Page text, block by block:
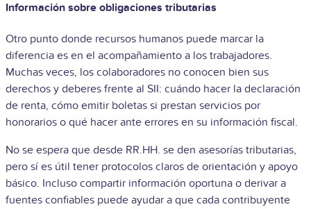
Información sobre obligaciones tributarias
Otro punto donde recursos humanos puede marcar la
diferencia es en el acompañamiento a los trabajadores.
Muchas veces, los colaboradores no conocen bien sus
derechos y deberes frente al SII: cuándo hacer la declaración
de renta, cómo emitir boletas si prestan servicios por
honorarios o qué hacer ante errores en su información fiscal.
No se espera que desde RR.HH. se den asesorías tributarias,
pero sí es útil tener protocolos claros de orientación y apoyo
básico. Incluso compartir información oportuna o derivar a
fuentes confiables puede ayudar a que cada contribuyente